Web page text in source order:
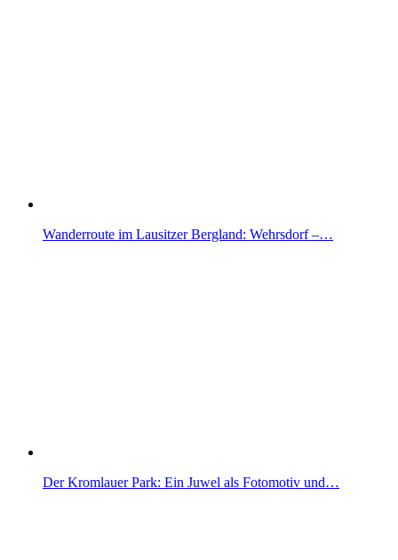
Wanderroute im Lausitzer Bergland: Wehrsdorf –…
Der Kromlauer Park: Ein Juwel als Fotomotiv und…